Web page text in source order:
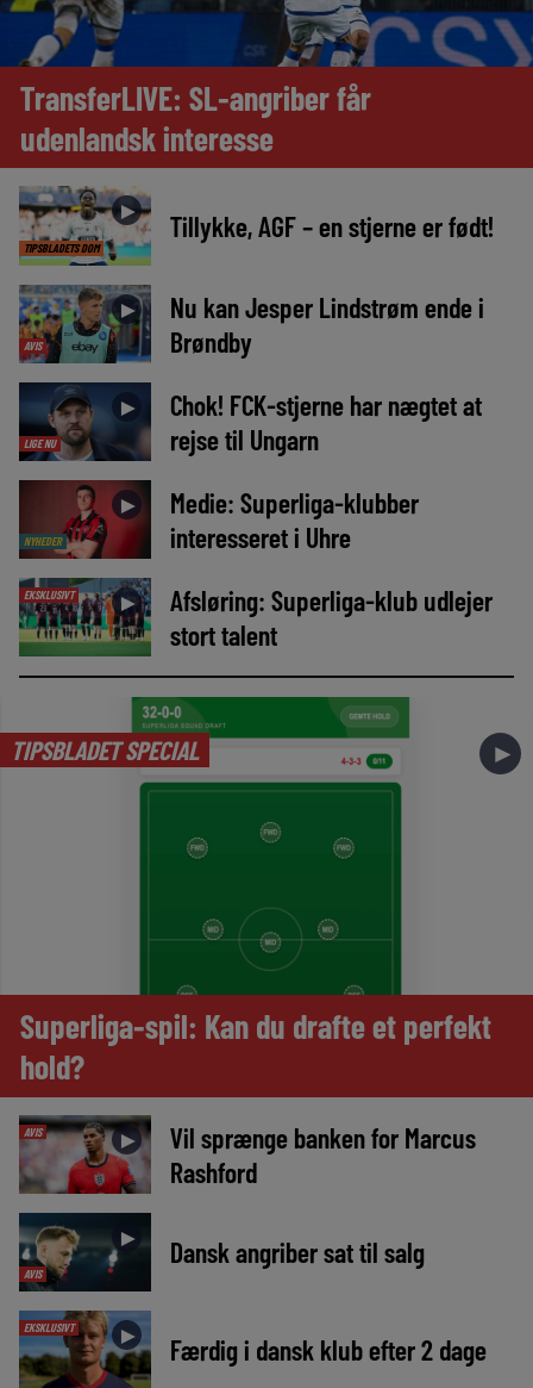
TransferLIVE: SL-angriber får
udenlandsk interesse
TIPSBLADETS DOM
► Tillykke, AGF – en stjerne er født!
AVIS
►
Nu kan Jesper Lindstrøm ende i
Brøndby
LIGE NU
►
Chok! FCK-stjerne har nægtet at
rejse til Ungarn
NYHEDER
►
Medie: Superliga-klubber
interesseret i Uhre
EKSKLUSIVT ►
Afsløring: Superliga-klub udlejer
stort talent
TIPSBLADET SPECIAL ►
Superliga-spil: Kan du drafte et perfekt
hold?
AVIS ►
Vil sprænge banken for Marcus
Rashford
AVIS
► Dansk angriber sat til salg
EKSKLUSIVT ► Færdig i dansk klub efter 2 dage